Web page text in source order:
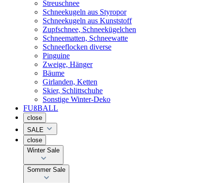
Streuschnee
Schneekugeln aus Styropor
Schneekugeln aus Kunststoff
Zupfschnee, Schneekügelchen
Schneematten, Schneewatte
Schneeflocken diverse
Pinguine
Zweige, Hänger
Bäume
Girlanden, Ketten
Skier, Schlittschuhe
Sonstige Winter-Deko
FUßBALL
close
SALE
close
Winter Sale
Sommer Sale